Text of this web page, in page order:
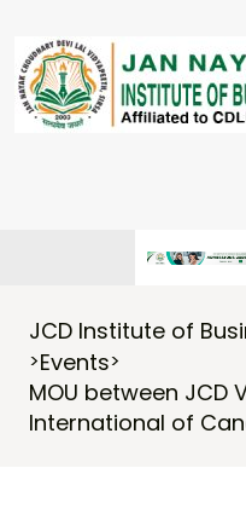
JCD Institute of
>Events>
MOU between JCD
International of